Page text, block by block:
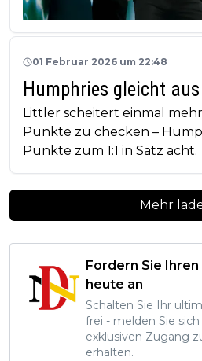
01 Februar 2026 um 22:48
Humphries gleicht aus
Littler scheitert einmal
Punkte zu checken –
Punkte zum 1:1 in Satz acht.
Mehr
Fordern Sie
heute an
Schalten Sie Ihr
frei - melden Sie
exklusiven Zugang
erhalten.